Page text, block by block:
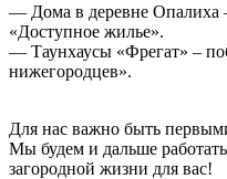
— Дома в деревне Опалиха
«Доступное жилье».
— Таунхаусы «Фрегат» –
нижегородцев».
Для нас важно быть
Мы будем и дальше
загородной жизни для вас!